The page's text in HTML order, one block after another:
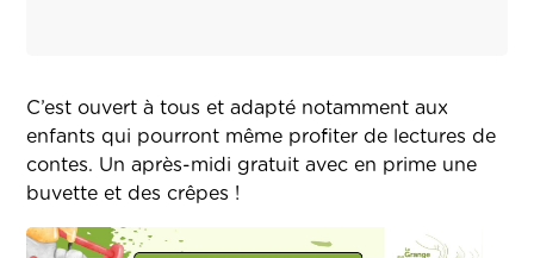
C’est ouvert à tous et adapté notamment aux
enfants qui pourront même profiter de lectures de
contes. Un après-midi gratuit avec en prime une
buvette et des crêpes !